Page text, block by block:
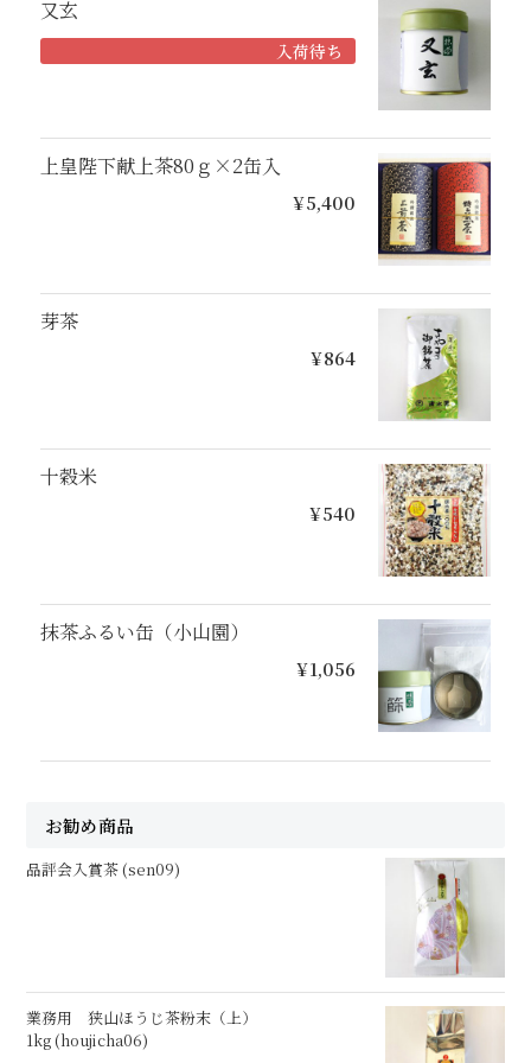
又玄
入荷待ち
上皇陛下献上茶80ｇ×2缶入
¥5,400
芽茶
¥864
十穀米
¥540
抹茶ふるい缶（小山園）
¥1,056
お勧め商品
品評会入賞茶 (sen09)
業務用 狭山ほうじ茶粉末（上）
1kg (houjicha06)